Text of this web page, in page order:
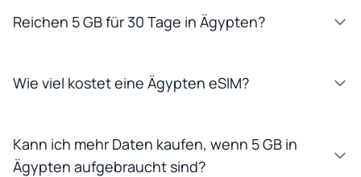
Reichen 5 GB für 30 Tage in Ägypten?
Wie viel kostet eine Ägypten eSIM?
Kann ich mehr Daten kaufen, wenn 5 GB in
Ägypten aufgebraucht sind?